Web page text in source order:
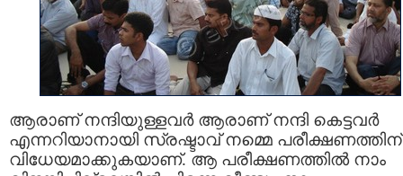
ആരാണ്‌ നന്ദിയുള്ളവര്‍ ആരാണ്‌ നന്ദി കെട്ടവര്‍
എന്നറിയാനായി സ്രഷ്ടാവ്‌ നമ്മെ പരീക്ഷണത്തിന്‌
വിധേയമാക്കുകയാണ്‌. ആ പരീക്ഷണത്തില്‍ നാം